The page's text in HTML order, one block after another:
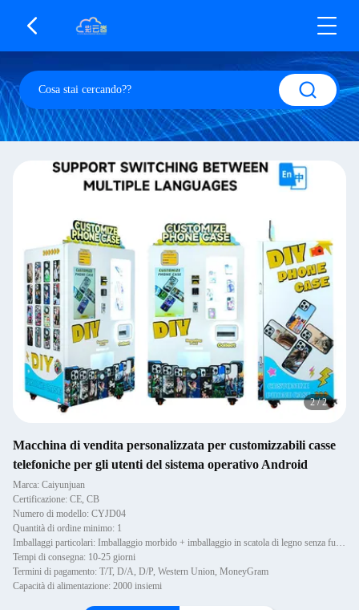
2/2
Macchina di vendita personalizzata per customizzabili casse
telefoniche per gli utenti del sistema operativo Android
Marca: Caiyunjuan
Certificazione: CE, CB
Numero di modello: CYJD04
Quantità di ordine minimo: 1
Imballaggi particolari: Imballaggio morbido + imballaggio in scatola di legno senza fumigazione
Tempi di consegna: 10-25 giorni
Termini di pagamento: T/T, D/A, D/P, Western Union, MoneyGram
Capacità di alimentazione: 2000 insiemi